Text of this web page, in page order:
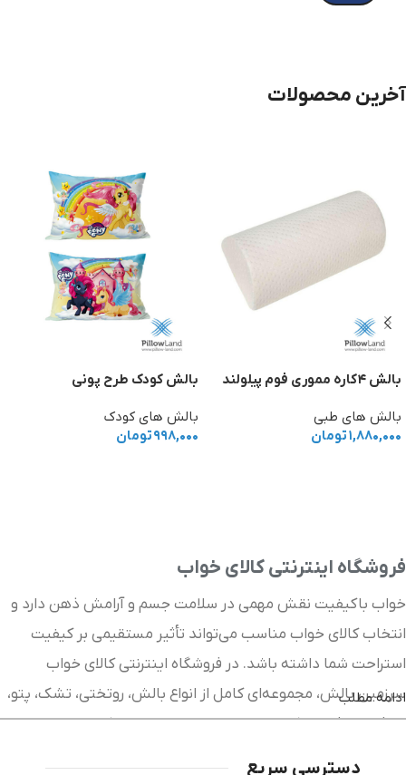
آخرین محصولات
بالش ۴کاره مموری فوم پیلولند
بالش های طبی
۱,۸۸۰,۰۰۰تومان
بالش کودک طرح پونی
بالش های کودک
۹۹۸,۰۰۰تومان
فروشگاه اینترنتی کالای خواب
خواب باکیفیت نقش مهمی در سلامت جسم و آرامش ذهن دارد و
انتخاب کالای خواب مناسب می‌تواند تأثیر مستقیمی بر کیفیت
استراحت شما داشته باشد. در فروشگاه اینترنتی کالای خواب
سرزمین بالش، مجموعه‌ای کامل از انواع بالش، روتختی، تشک، پتو،
لحاف، محافظ تشک و سایر محصولات خواب را با کیفیت بالا و
ادامه مطلب
دسترسی سریع